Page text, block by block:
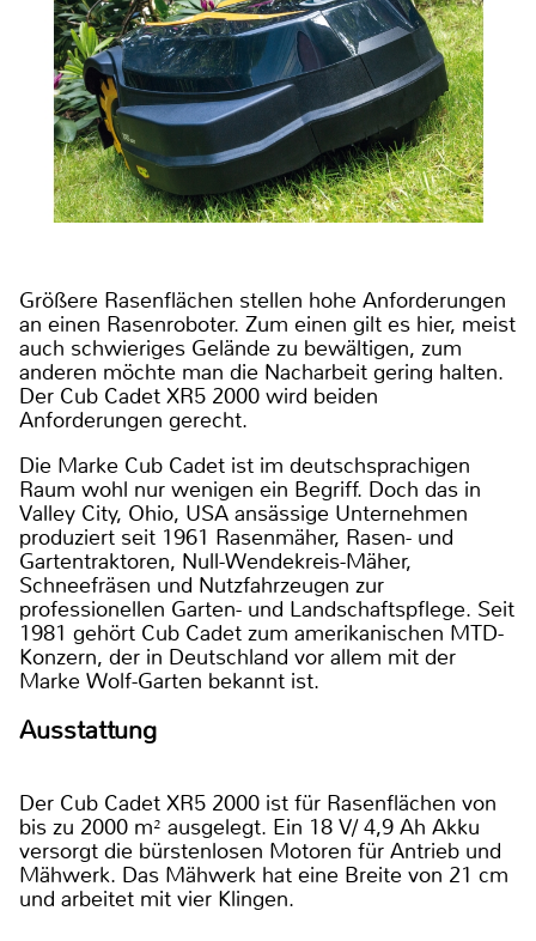
Größere Rasenflächen stellen hohe Anforderungen
an einen Rasenroboter. Zum einen gilt es hier, meist
auch schwieriges Gelände zu bewältigen, zum
anderen möchte man die Nacharbeit gering halten.
Der Cub Cadet XR5 2000 wird beiden
Anforderungen gerecht.
Die Marke Cub Cadet ist im deutschsprachigen
Raum wohl nur wenigen ein Begriff. Doch das in
Valley City, Ohio, USA ansässige Unternehmen
produziert seit 1961 Rasenmäher, Rasen- und
Gartentraktoren, Null-Wendekreis-Mäher,
Schneefräsen und Nutzfahrzeugen zur
professionellen Garten- und Landschaftspflege. Seit
1981 gehört Cub Cadet zum amerikanischen MTD-
Konzern, der in Deutschland vor allem mit der
Marke Wolf-Garten bekannt ist.
Ausstattung
Der Cub Cadet XR5 2000 ist für Rasenflächen von
bis zu 2000 m² ausgelegt. Ein 18 V/ 4,9 Ah Akku
versorgt die bürstenlosen Motoren für Antrieb und
Mähwerk. Das Mähwerk hat eine Breite von 21 cm
und arbeitet mit vier Klingen.